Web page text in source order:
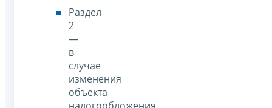
Раздел
2
—
в
случае
изменения
объекта
налогообложения